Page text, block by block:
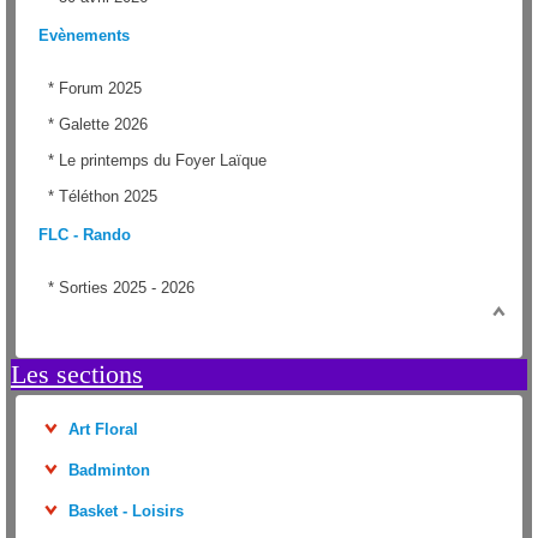
Evènements
* Forum 2025
* Galette 2026
* Le printemps du Foyer Laïque
* Téléthon 2025
FLC - Rando
* Sorties 2025 - 2026
Les sections
Art Floral
Badminton
Basket - Loisirs